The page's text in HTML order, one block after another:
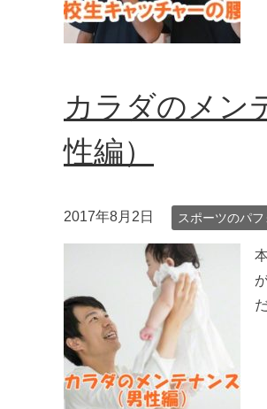
カラダのメン
性編）
2017年8月2日 スポーツのパ